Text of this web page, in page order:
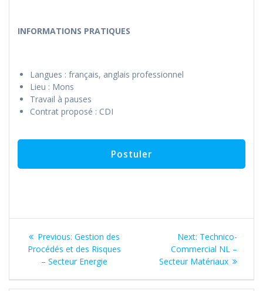
INFORMATIONS PRATIQUES
Langues : français, anglais professionnel
Lieu : Mons
Travail à pauses
Contrat proposé : CDI
Navigation
de
l’article
Previous: Previous
post:
Gestion des
Procédés et des Risques
– Secteur Energie
Next: Next
post:
Technico-
Commercial NL –
Secteur Matériaux